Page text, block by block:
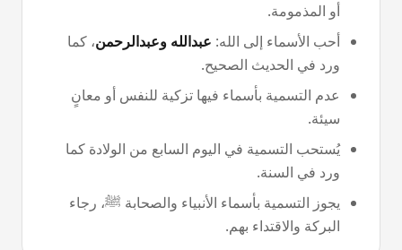
أو المذمومة.
أحب الأسماء إلى الله: عبدالله وعبدالرحمن، كما
ورد في الحديث الصحيح.
عدم التسمية بأسماء فيها تزكية للنفس أو معانٍ
سيئة.
يُستحب التسمية في اليوم السابع من الولادة كما
ورد في السنة.
يجوز التسمية بأسماء الأنبياء والصحابة ﷺ، رجاء
البركة والاقتداء بهم.